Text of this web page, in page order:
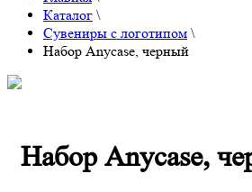
Каталог \
Сувениры с логотипом \
Набор Anycase, черный
Набор Anycase,